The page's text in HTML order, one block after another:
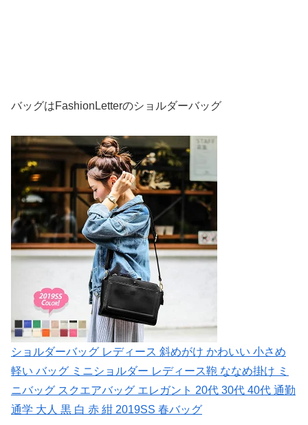
バッグはFashionLetterのショルダーバッグ
ショルダーバッグ レディース 斜めがけ かわいい 小さめ
軽い バッグ ミニショルダー レディース鞄 ななめ掛け ミ
ニバッグ スクエアバッグ エレガント 20代 30代 40代 通勤
通学 大人 黒 白 赤 紺 2019SS 春バッグ